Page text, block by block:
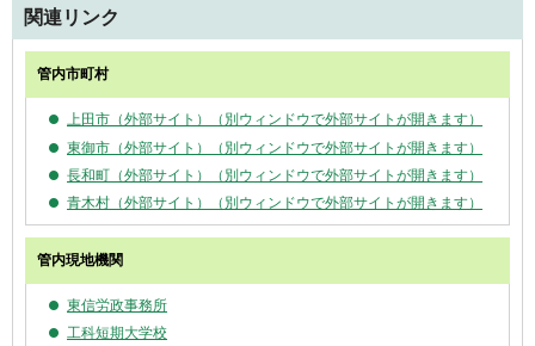
関連リンク
管内市町村
上田市（外部サイト）（別ウィンドウで外部サイトが開きます）
東御市（外部サイト）（別ウィンドウで外部サイトが開きます）
長和町（外部サイト）（別ウィンドウで外部サイトが開きます）
青木村（外部サイト）（別ウィンドウで外部サイトが開きます）
管内現地機関
東信労政事務所
工科短期大学校